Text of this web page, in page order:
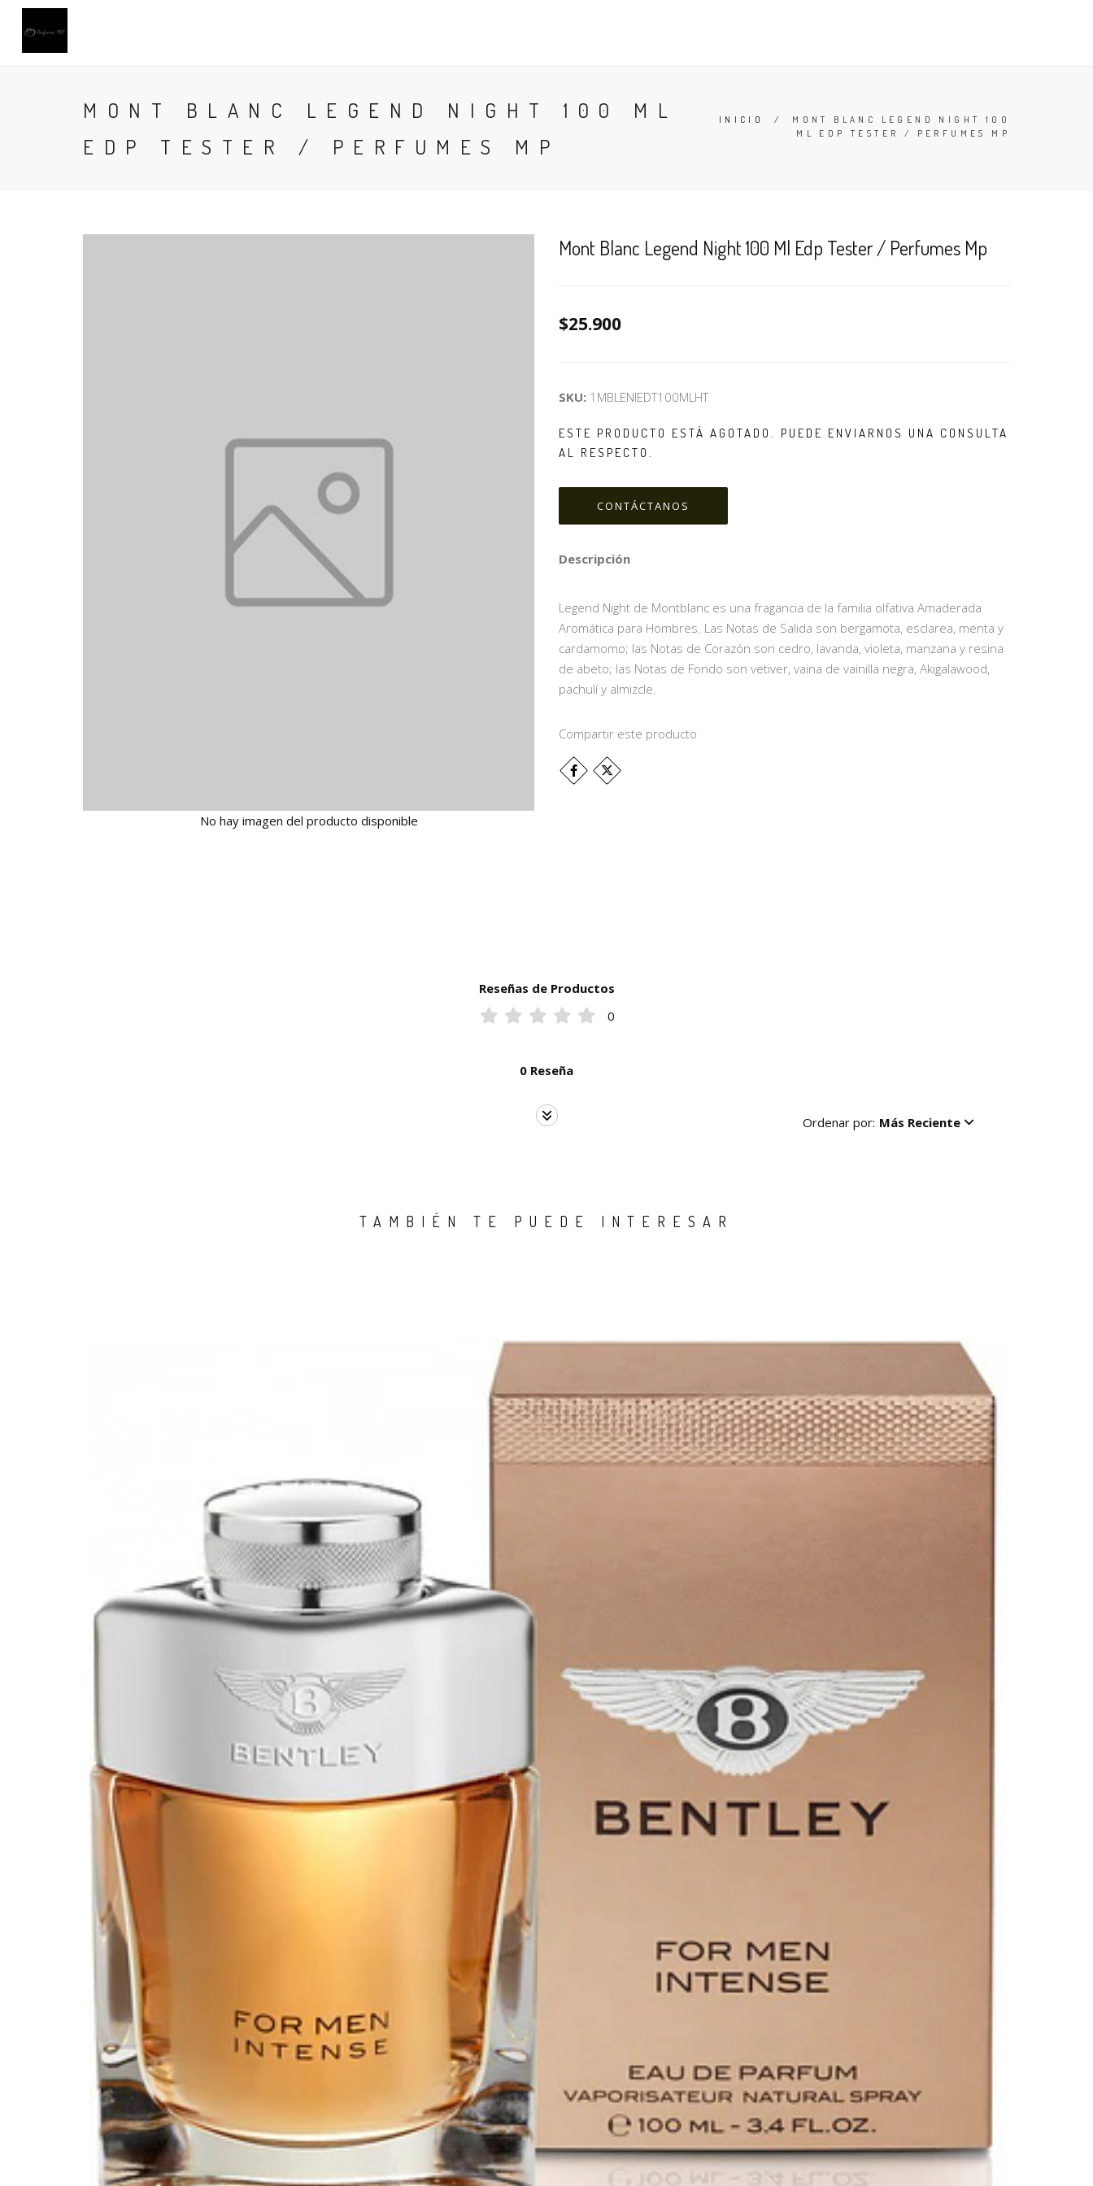
MONT BLANC LEGEND NIGHT 100 ML
EDP TESTER / PERFUMES MP
INICIO / MONT BLANC LEGEND NIGHT 100
ML EDP TESTER / PERFUMES MP
No hay imagen del producto disponible
Mont Blanc Legend Night 100 Ml Edp Tester / Perfumes Mp
$25.900
SKU: 1MBLENIEDT100MLHT
ESTE PRODUCTO ESTÁ AGOTADO. PUEDE ENVIARNOS UNA CONSULTA
AL RESPECTO.
CONTÁCTANOS
Descripción
Legend Night de Montblanc es una fragancia de la familia olfativa Amaderada
Aromática para Hombres. Las Notas de Salida son bergamota, esclarea, menta y
cardamomo; las Notas de Corazón son cedro, lavanda, violeta, manzana y resina
de abeto; las Notas de Fondo son vetiver, vaina de vainilla negra, Akigalawood,
pachulí y almizcle.
Compartir este producto
Reseñas de Productos
0
0 Reseña
Ordenar por: Más Reciente
TAMBIÉN TE PUEDE INTERESAR